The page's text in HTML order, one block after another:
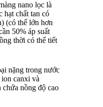
nano lọc là
hạt chất tan có
(có thể lớn hơn
50% áp suất
thời có thể tiết
nặng trong nước
canxi và
nồng độ cao